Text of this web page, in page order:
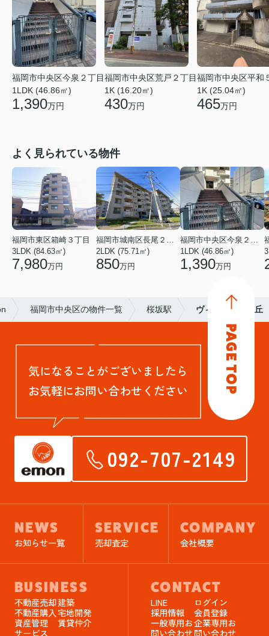
福岡市中央区今泉２丁目
1LDK (46.86㎡)
1,390万円
福岡市中央区荒戸２丁目
1K (16.20㎡)
430万円
福岡市中央区平和
1K (25.04㎡)
465万円
よく見られている物件
福岡市東区箱崎３丁目
3LDK (84.63㎡)
7,980万円
福岡市城南区長尾２丁目
2LDK (75.71㎡)
850万円
福岡市中央区今泉２丁目
1LDK (46.86㎡)
1,390万円
福岡市中央区の物件一覧 桜坂駅 ヴィルテージ笹丘
気になることがございましたら
お気軽にお問い合わせください
092-707-2149
NEWS
お知らせ一覧
SERVICE
売却査定
COMPANY
会社概要
BUSINESS
不動産売却建築
不動産購入宅地開発
資産管理
サービス
賃貸仲介
CONTACT
LINE
ログイン
採用情報
会員登録
一般専用お
問い合わせ
企業専用お
問い合わせ